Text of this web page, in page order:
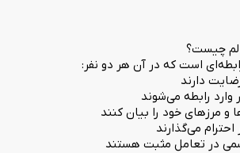
چیست؟
است که در آن هر دو نفر:
دارند
وارد رابطه می‌شوند
و مرزهای خود را بیان کنند
می‌گذارند
در تعامل مثبت هستند